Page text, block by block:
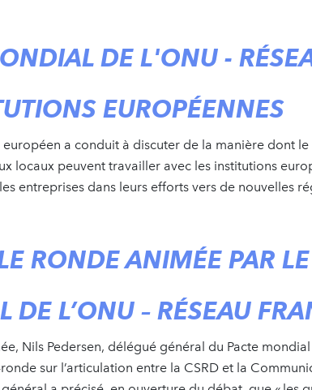
DE L'ONU -
EUROPÉENNES
a conduit à discuter de la manière dont le
locaux peuvent travailler avec les institutions
entreprises dans leurs efforts vers de nouvelles
RONDE ANIMÉE PAR
DE L’ONU – RÉSEAU
Nils Pedersen, délégué général du Pacte mondial
sur l’articulation entre la CSRD et la